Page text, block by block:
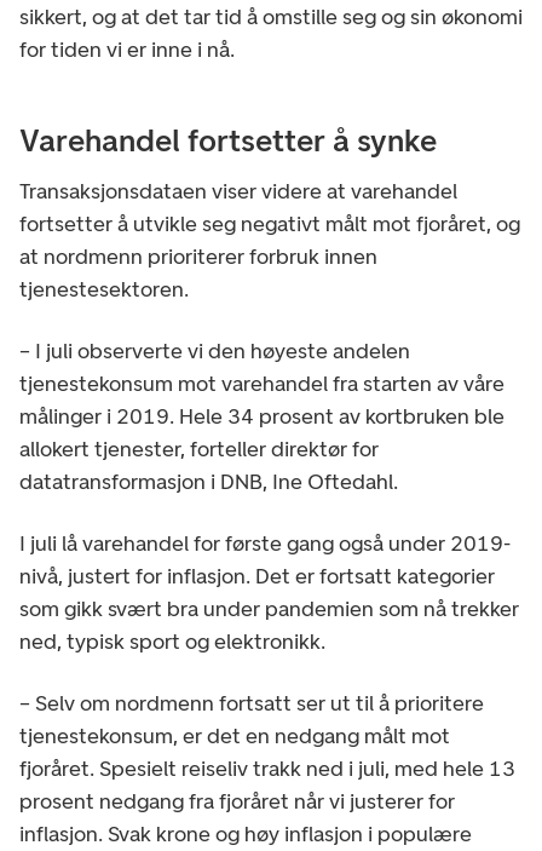
sikkert, og at det tar tid å omstille seg og sin økonomi
for tiden vi er inne i nå.
Varehandel fortsetter å synke
Transaksjonsdataen viser videre at varehandel
fortsetter å utvikle seg negativt målt mot fjoråret, og
at nordmenn prioriterer forbruk innen
tjenestesektoren.
– I juli observerte vi den høyeste andelen
tjenestekonsum mot varehandel fra starten av våre
målinger i 2019. Hele 34 prosent av kortbruken ble
allokert tjenester, forteller direktør for
datatransformasjon i DNB, Ine Oftedahl.
I juli lå varehandel for første gang også under 2019-
nivå, justert for inflasjon. Det er fortsatt kategorier
som gikk svært bra under pandemien som nå trekker
ned, typisk sport og elektronikk.
– Selv om nordmenn fortsatt ser ut til å prioritere
tjenestekonsum, er det en nedgang målt mot
fjoråret. Spesielt reiseliv trakk ned i juli, med hele 13
prosent nedgang fra fjoråret når vi justerer for
inflasjon. Svak krone og høy inflasjon i populære